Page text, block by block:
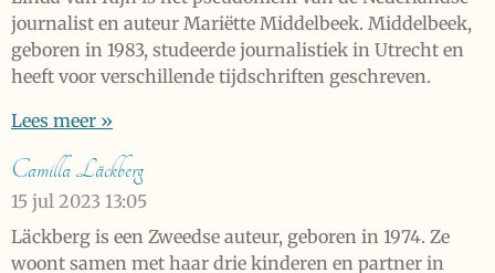
journalist en auteur Mariëtte Middelbeek. Middelbeek,
geboren in 1983, studeerde journalistiek in Utrecht en
heeft voor verschillende tijdschriften geschreven.
Lees meer »
Camilla Läckberg
15 jul 2023 13:05
Läckberg is een Zweedse auteur, geboren in 1974. Ze
woont samen met haar drie kinderen en partner in